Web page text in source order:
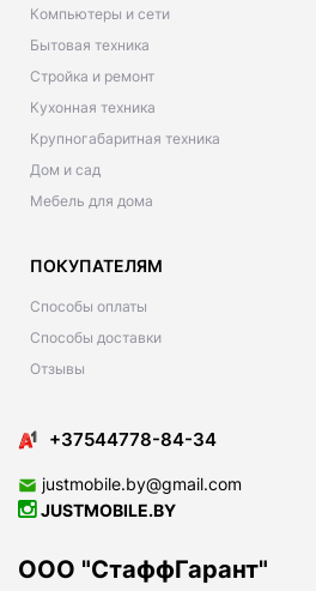
Компьютеры и сети
Бытовая техника
Стройка и ремонт
Кухонная техника
Крупногабаритная техника
Дом и сад
Мебель для дома
ПОКУПАТЕЛЯМ
Способы оплаты
Способы доставки
Отзывы
+37544778-84-34
justmobile.by@gmail.com
JUSTMOBILE.BY
ООО "СтаффГарант"